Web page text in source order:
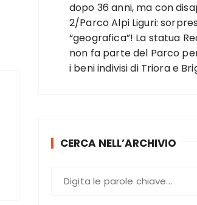
dopo 36 anni, ma con
2/Parco Alpi Liguri:
“geografica”! La statua
non fa parte del Parco
i beni indivisi di Triora e
CERCA NELL’ARCHIVIO